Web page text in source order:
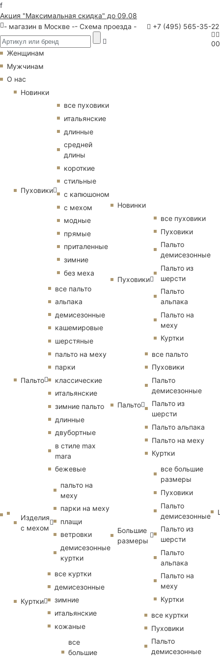
f
Акция "Максимальная скидка" до 09.08
- магазин в Москве -- Схема проезда - +7 (495) 565-35-22
00
Женщинам
Мужчинам
О нас
Новинки
Пуховики
все пуховики
итальянские
длинные
средней
длины
короткие
стильные
с капюшоном
с мехом
модные
прямые
приталенные
зимние
без меха
Пальто
все пальто
альпака
демисезонные
кашемировые
шерстяные
пальто на меху
парки
классические
итальянские
зимние пальто
длинные
двубортные
в стиле max
mara
бежевые
Изделия
с мехом
пальто на
меху
парки на меху
плащи
ветровки
демисезонные
куртки
Куртки
все куртки
демисезонные
зимние
итальянские
кожаные
все
большие
Новинки
Пуховики
все пуховики
Пуховики
Пальто
демисезонные
Пальто из
шерсти
Пальто
альпака
Пальто на
меху
Куртки
Пальто
все пальто
Пуховики
Пальто
демисезонные
Пальто из
шерсти
Пальто альпака
Пальто на меху
Куртки
Большие
размеры
все большие
размеры
Пуховики
Пальто
демисезонные
Пальто из
шерсти
Пальто
альпака
Пальто на
меху
Куртки
все куртки
Пуховики
Пальто
демисезонные